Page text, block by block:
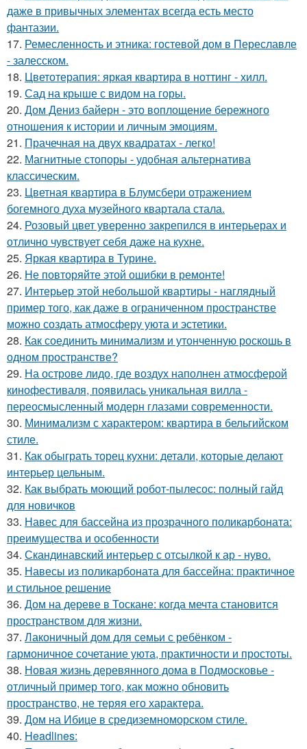
даже в привычных элементах всегда есть место
фантазии.
17. Ремесленность и этника: гостевой дом в Переславле
- залесском.
18. Цветотерапия: яркая квартира в ноттинг - хилл.
19. Сад на крыше с видом на горы.
20. Дом Дениз байерн - это воплощение бережного
отношения к истории и личным эмоциям.
21. Прачечная на двух квадратах - легко!
22. Магнитные стопоры - удобная альтернатива
классическим.
23. Цветная квартира в Блумсбери отражением
богемного духа музейного квартала стала.
24. Розовый цвет уверенно закрепился в интерьерах и
отлично чувствует себя даже на кухне.
25. Яркая квартира в Турине.
26. Не повторяйте этой ошибки в ремонте!
27. Интерьер этой небольшой квартиры - наглядный
пример того, как даже в ограниченном пространстве
можно создать атмосферу уюта и эстетики.
28. Как соединить минимализм и утонченную роскошь в
одном пространстве?
29. На острове лидо, где воздух наполнен атмосферой
кинофестиваля, появилась уникальная вилла -
переосмысленный модерн глазами современности.
30. Минимализм с характером: квартира в бельгийском
стиле.
31. Как обыграть торец кухни: детали, которые делают
интерьер цельным.
32. Как выбрать моющий робот-пылесос: полный гайд
для новичков
33. Навес для бассейна из прозрачного поликарбоната:
преимущества и особенности
34. Скандинавский интерьер с отсылкой к ар - нуво.
35. Навесы из поликарбоната для бассейна: практичное
и стильное решение
36. Дом на дереве в Тоскане: когда мечта становится
пространством для жизни.
37. Лаконичный дом для семьи с ребёнком -
гармоничное сочетание уюта, практичности и простоты.
38. Новая жизнь деревянного дома в Подмосковье -
отличный пример того, как можно обновить
пространство, не теряя его характера.
39. Дом на Ибице в средиземноморском стиле.
40. Headlines: